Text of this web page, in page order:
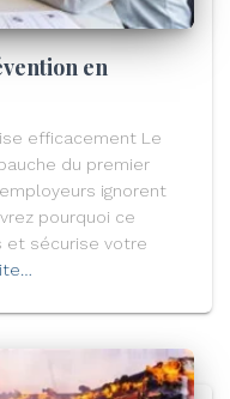
en
efficacement Le
du premier
ignorent
pourquoi ce
et sécurise votre